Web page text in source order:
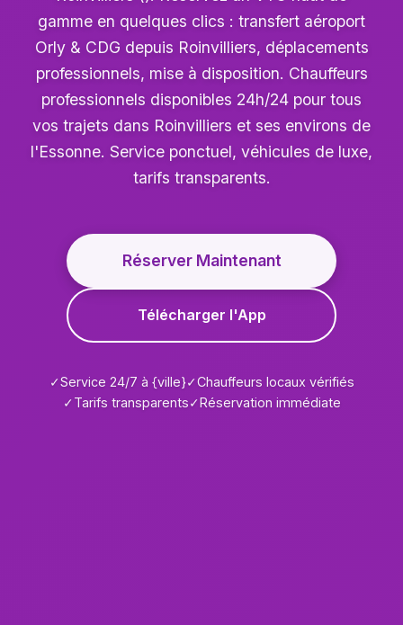
gamme en quelques clics : transfert aéroport
Orly & CDG depuis Roinvilliers, déplacements
professionnels, mise à disposition. Chauffeurs
professionnels disponibles 24h/24 pour tous
vos trajets dans Roinvilliers et ses environs de
l'Essonne. Service ponctuel, véhicules de luxe,
tarifs transparents.
Réserver Maintenant
Télécharger l'App
✓Service 24/7 à {ville}✓Chauffeurs locaux vérifiés
✓Tarifs transparents✓Réservation immédiate